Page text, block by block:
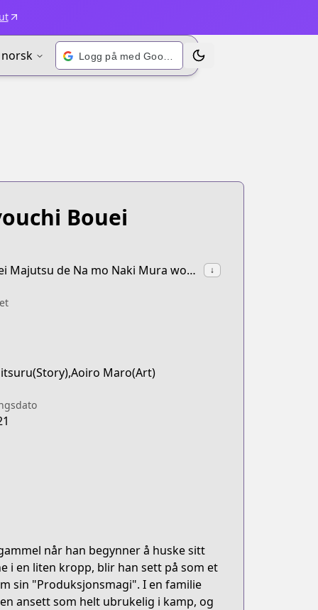
norsk Logg på med Google Bytt tema
Bouei
synonyms:Okiraku Ryoushu no Tanoshii Ryouchi Bouei: Seisankei Majutsu de Na mo Naki Mura wo Saikyou no Jousai Toshi ni,Fun Territory Defense by the Optimistic Lord ↓
Maro(Art)
når han begynner å huske sitt
i en liten kropp, blir han sett på som et
sin "Produksjonsmagi". I en familie
ansett som helt ubrukelig i kamp, og